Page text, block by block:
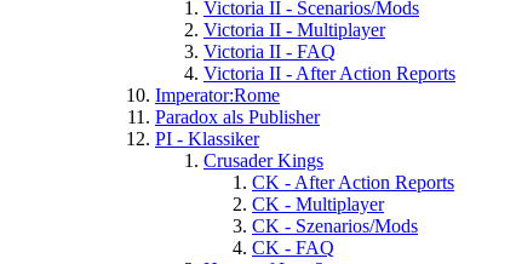
Victoria II - Scenarios/Mods
Victoria II - Multiplayer
Victoria II - FAQ
Victoria II - After Action Reports
Imperator:Rome
Paradox als Publisher
PI - Klassiker
Crusader Kings
CK - After Action Reports
CK - Multiplayer
CK - Szenarios/Mods
CK - FAQ